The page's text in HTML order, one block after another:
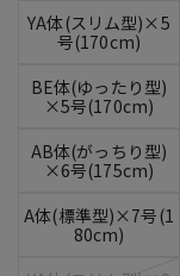
YA体(スリム型)×5
号(170cm)
BE体(ゆったり型)
×5号(170cm)
AB体(がっちり型)
×6号(175cm)
A体(標準型)×7号(1
80cm)